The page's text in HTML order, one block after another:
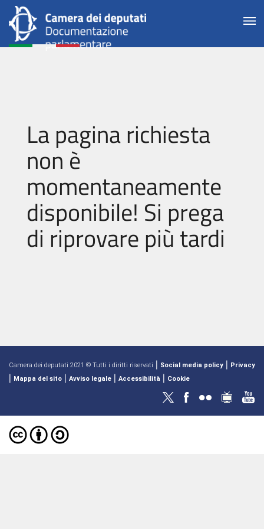
La pagina richiesta
non è
momentaneamente
disponibile! Si prega
di riprovare più tardi
Camera dei deputati 2021 © Tutti i diritti riservati | Social media policy | Privacy
| Mappa del sito | Avviso legale | Accessibilità | Cookie